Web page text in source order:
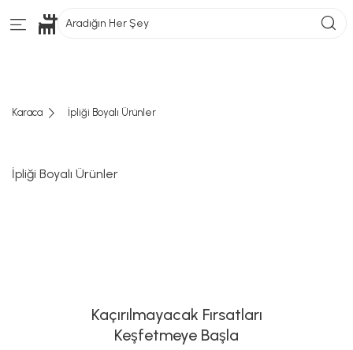
Aradığın Her Şey
Karaca İpliği Boyalı Ürünler
İpliği Boyalı Ürünler
Kaçırılmayacak Fırsatları
Keşfetmeye Başla